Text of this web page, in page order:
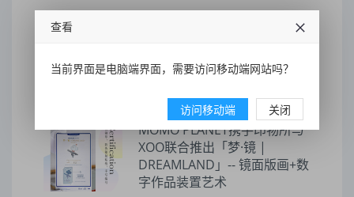
MOMO PLANET携手印物所与
XOO联合推出「梦·镜 |
DREAMLAND」-- 镜面版画+数
字作品装置艺术
查看
当前界面是电脑端界面，需要访问移动端网站吗？
访问移动端 关闭